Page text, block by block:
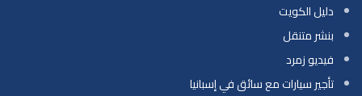
دليل الكويت
بنشر متنقل
فيديو زمرد
تأجير سيارات مع سائق في إسبانيا